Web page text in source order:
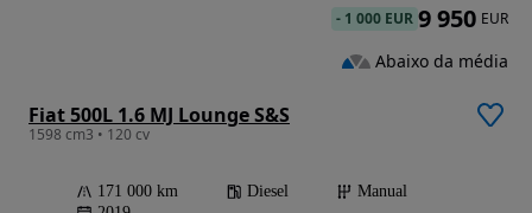
Fiat 500L 1.6 MJ Lounge S&S
1598 cm3 • 120 cv
171 000 km Diesel
Manual
- 1 000 EUR 9 950 EUR
Abaixo da média